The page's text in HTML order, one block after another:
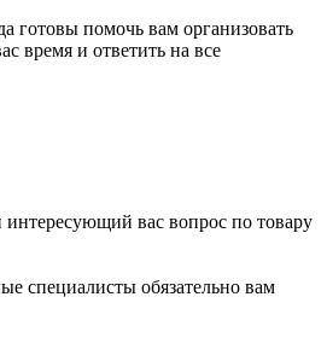
готовы помочь вам организовать
время и ответить на все
вас вопрос по товару
специалисты обязательно вам